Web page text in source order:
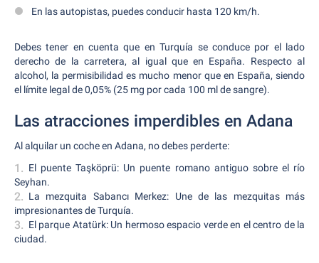
En las autopistas, puedes conducir hasta 120 km/h.
Debes tener en cuenta que en Turquía se conduce por el lado
derecho de la carretera, al igual que en España. Respecto al
alcohol, la permisibilidad es mucho menor que en España, siendo
el límite legal de 0,05% (25 mg por cada 100 ml de sangre).
Las atracciones imperdibles en Adana
Al alquilar un coche en Adana, no debes perderte:
El puente Taşköprü: Un puente romano antiguo sobre el río
Seyhan.
La mezquita Sabancı Merkez: Une de las mezquitas más
impresionantes de Turquía.
El parque Atatürk: Un hermoso espacio verde en el centro de la
ciudad.